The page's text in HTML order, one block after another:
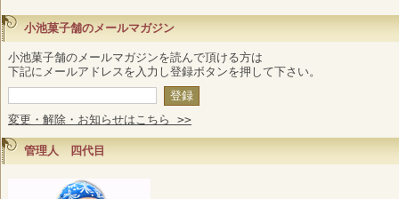
小池菓子舗のメールマガジン
小池菓子舗のメールマガジンを読んで頂ける方は
下記にメールアドレスを入力し登録ボタンを押して下さい。
変更・解除・お知らせはこちら >>
管理人 四代目